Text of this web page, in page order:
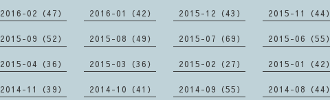
2016-02（47） 2016-01（42） 2015-12（43） 2015-11（44）
2015-09（52） 2015-08（49） 2015-07（69） 2015-06（55）
2015-04（36） 2015-03（36） 2015-02（27） 2015-01（42）
2014-11（39） 2014-10（41） 2014-09（55） 2014-08（44）